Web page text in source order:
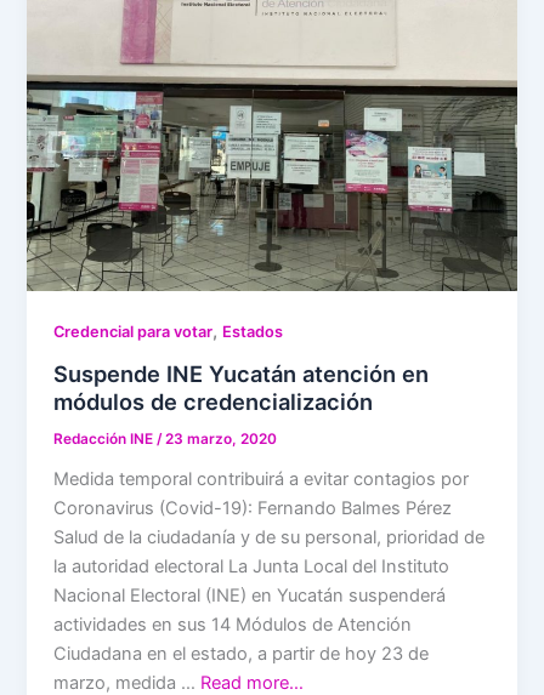
Credencial para votar, Estados
Suspende INE Yucatán atención en
módulos de credencialización
Redacción INE/23 marzo, 2020
Medida temporal contribuirá a evitar contagios por
Coronavirus (Covid-19): Fernando Balmes Pérez
Salud de la ciudadanía y de su personal, prioridad de
la autoridad electoral La Junta Local del Instituto
Nacional Electoral (INE) en Yucatán suspenderá
actividades en sus 14 Módulos de Atención
Ciudadana en el estado, a partir de hoy 23 de
marzo, medida … Read more…